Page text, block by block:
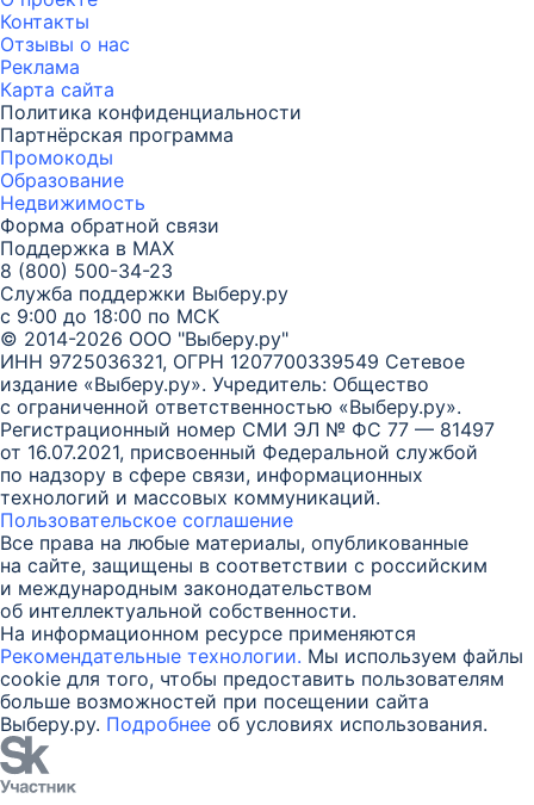
Контакты
Отзывы о нас
Реклама
Карта сайта
Политика конфиденциальности
Партнёрская программа
Промокоды
Образование
Недвижимость
Форма обратной связи
Поддержка в MAX
8 (800) 500-34-23
Служба поддержки Выберу.ру
с 9:00 до 18:00 по МСК
© 2014-2026 ООО "Выберу.ру"
ИНН 9725036321, ОГРН 1207700339549 Сетевое
издание «Выберу.ру». Учредитель: Общество
с ограниченной ответственностью «Выберу.ру».
Регистрационный номер СМИ ЭЛ № ФС 77 — 81497
от 16.07.2021, присвоенный Федеральной службой
по надзору в сфере связи, информационных
технологий и массовых коммуникаций.
Пользовательское соглашение
Все права на любые материалы, опубликованные
на сайте, защищены в соответствии с российским
и международным законодательством
об интеллектуальной собственности.
На информационном ресурсе применяются
Рекомендательные технологии. Мы используем файлы
cookie для того, чтобы предоставить пользователям
больше возможностей при посещении сайта
Выберу.ру. Подробнее об условиях использования.